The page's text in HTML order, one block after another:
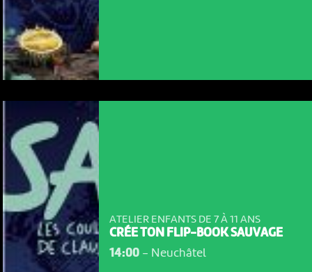
ATELIER ENFANTS DE 7 À 11 ANS
CRÉE TON FLIP-BOOK SAUVAGE
14:00- Neuchâtel